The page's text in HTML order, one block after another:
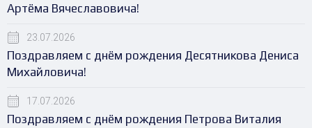
Артёма Вячеславовича!
23.07.2026
Поздравляем с днём рождения Десятникова Дениса
Михайловича!
17.07.2026
Поздравляем с днём рождения Петрова Виталия